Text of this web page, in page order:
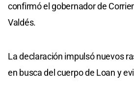
confirmó el gobernador de
Valdés.
La declaración impulsó nuevos
en busca del cuerpo de Loan y